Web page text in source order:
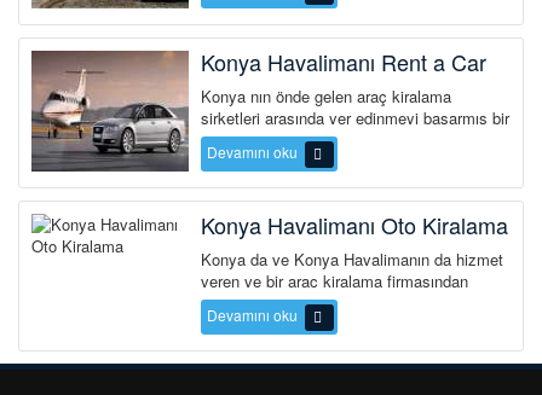
Konya Havalimanı Rent a Car
Konya nın önde gelen araç kiralama
şirketleri arasında yer edinmeyi başarmış bir
oto kiralama firmasıdır. K...
Devamını oku
Konya Havalimanı Oto Kiralama
Konya da ve Konya Havalimanın da hizmet
veren ve bir araç kiralama firmasından
beklentinizin fazlasını karşılaya...
Devamını oku